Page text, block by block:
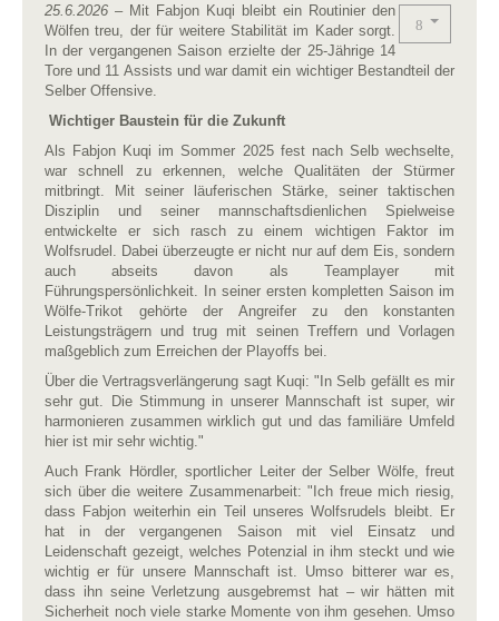
25.6.2026 – Mit Fabjon Kuqi bleibt ein Routinier den
Wölfen treu, der für weitere Stabilität im Kader sorgt.
In der vergangenen Saison erzielte der 25-Jährige 14
Tore und 11 Assists und war damit ein wichtiger Bestandteil der
Selber Offensive.
Wichtiger Baustein für die Zukunft
Als Fabjon Kuqi im Sommer 2025 fest nach Selb wechselte,
war schnell zu erkennen, welche Qualitäten der Stürmer
mitbringt. Mit seiner läuferischen Stärke, seiner taktischen
Disziplin und seiner mannschaftsdienlichen Spielweise
entwickelte er sich rasch zu einem wichtigen Faktor im
Wolfsrudel. Dabei überzeugte er nicht nur auf dem Eis, sondern
auch abseits davon als Teamplayer mit
Führungspersönlichkeit. In seiner ersten kompletten Saison im
Wölfe-Trikot gehörte der Angreifer zu den konstanten
Leistungsträgern und trug mit seinen Treffern und Vorlagen
maßgeblich zum Erreichen der Playoffs bei.
Über die Vertragsverlängerung sagt Kuqi: "In Selb gefällt es mir
sehr gut. Die Stimmung in unserer Mannschaft ist super, wir
harmonieren zusammen wirklich gut und das familiäre Umfeld
hier ist mir sehr wichtig."
Auch Frank Hördler, sportlicher Leiter der Selber Wölfe, freut
sich über die weitere Zusammenarbeit: "Ich freue mich riesig,
dass Fabjon weiterhin ein Teil unseres Wolfsrudels bleibt. Er
hat in der vergangenen Saison mit viel Einsatz und
Leidenschaft gezeigt, welches Potenzial in ihm steckt und wie
wichtig er für unsere Mannschaft ist. Umso bitterer war es,
dass ihn seine Verletzung ausgebremst hat – wir hätten mit
Sicherheit noch viele starke Momente von ihm gesehen. Umso